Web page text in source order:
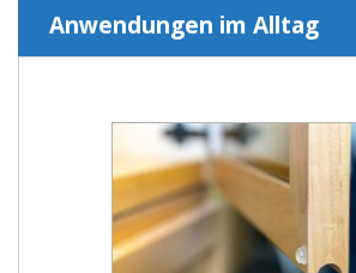
Anwendungen im Alltag